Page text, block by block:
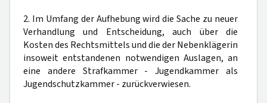
2. Im Umfang der Aufhebung wird die Sache zu neuer
Verhandlung und Entscheidung, auch über die
Kosten des Rechtsmittels und die der Nebenklägerin
insoweit entstandenen notwendigen Auslagen, an
eine andere Strafkammer - Jugendkammer als
Jugendschutzkammer - zurückverwiesen.